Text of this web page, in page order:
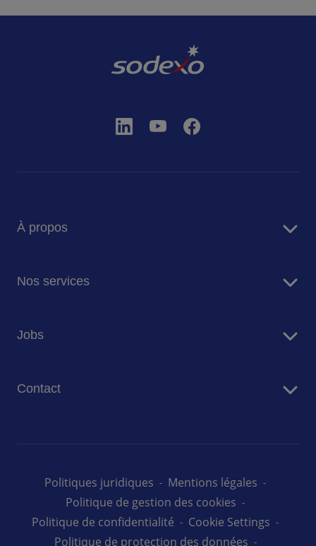
À propos
Nos services
Résidences Seniors
Conciergerie
Jobs
Nos offres d'emploi au Luxembourg
Contact
Politiques juridiques
Mentions légales
Politique de gestion des cookies
Politique de confidentialité
Cookie Settings
Politique de protection des données